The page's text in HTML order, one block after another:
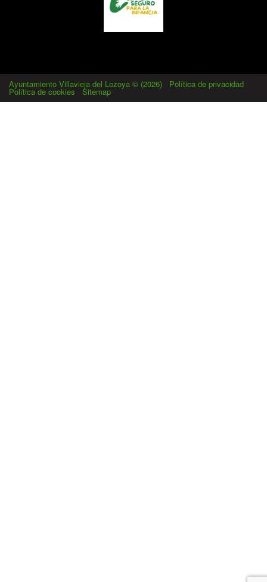
Ayuntamiento Villavieja del Lozoya © (2026) Política de privacidad
Política de cookies Sitemap